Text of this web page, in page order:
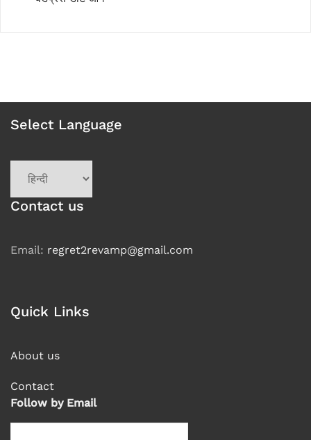
Select Language
language
Contact us
Email: regret2revamp@gmail.com
Quick Links
About us
Contact
Follow by Email